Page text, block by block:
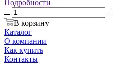
Подробности
В корзину
Каталог
О компании
Как купить
Контакты